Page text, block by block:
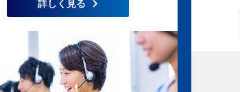
詳しく見る